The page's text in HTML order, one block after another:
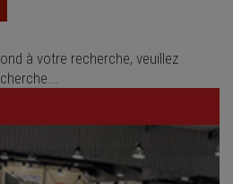
à votre recherche, veuillez